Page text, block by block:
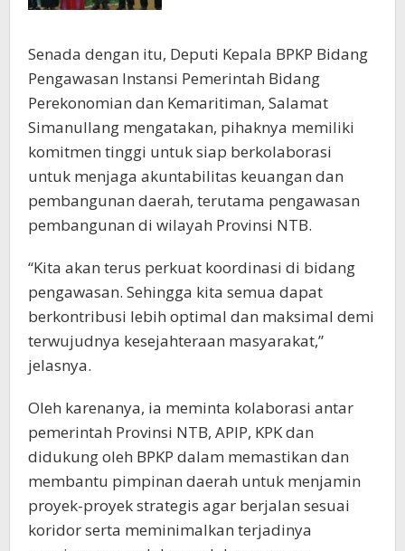
Senada dengan itu, Deputi Kepala BPKP Bidang
Pengawasan Instansi Pemerintah Bidang
Perekonomian dan Kemaritiman, Salamat
Simanullang mengatakan, pihaknya memiliki
komitmen tinggi untuk siap berkolaborasi
untuk menjaga akuntabilitas keuangan dan
pembangunan daerah, terutama pengawasan
pembangunan di wilayah Provinsi NTB.
“Kita akan terus perkuat koordinasi di bidang
pengawasan. Sehingga kita semua dapat
berkontribusi lebih optimal dan maksimal demi
terwujudnya kesejahteraan masyarakat,”
jelasnya.
Oleh karenanya, ia meminta kolaborasi antar
pemerintah Provinsi NTB, APIP, KPK dan
didukung oleh BPKP dalam memastikan dan
membantu pimpinan daerah untuk menjamin
proyek-proyek strategis agar berjalan sesuai
koridor serta meminimalkan terjadinya